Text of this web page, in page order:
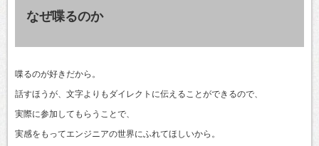
なぜ喋るのか
喋るのが好きだから。
話すほうが、文字よりもダイレクトに伝えることができるので、
実際に参加してもらうことで、
実感をもってエンジニアの世界にふれてほしいから。